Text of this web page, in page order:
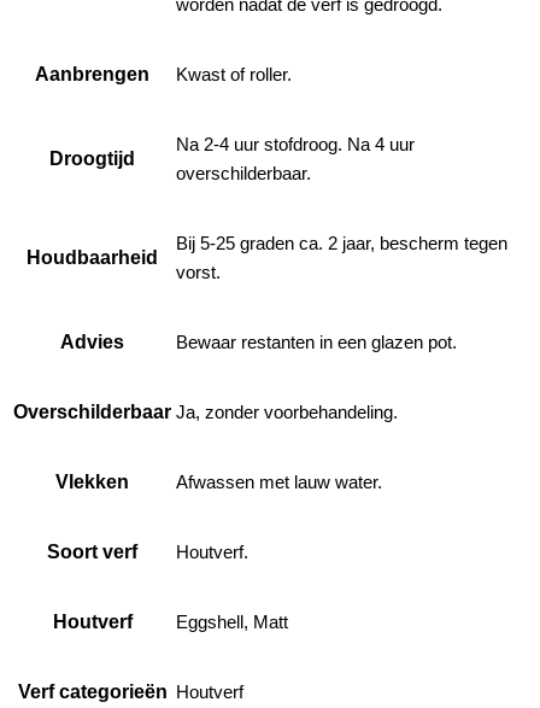
Aanbrengen Kwast of roller.
Droogtijd
Na 2-4 uur stofdroog. Na 4 uur
overschilderbaar.
Houdbaarheid
Bij 5-25 graden ca. 2 jaar, bescherm tegen
vorst.
Advies Bewaar restanten in een glazen pot.
Overschilderbaar Ja, zonder voorbehandeling.
Vlekken Afwassen met lauw water.
Soort verf Houtverf.
Houtverf Eggshell, Matt
Verf categorieën Houtverf